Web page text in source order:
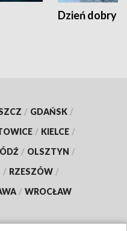
Dzień dobry
/ GDAŃSK /
/ KIELCE /
/ OLSZTYN /
/ RZESZÓW /
/ WROCŁAW